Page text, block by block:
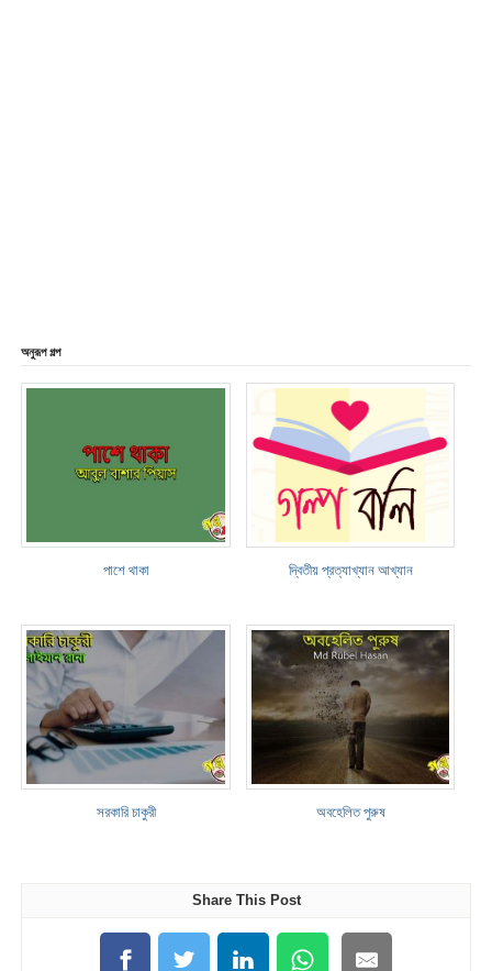
অনুরূপ গল্প
পাশে থাকা দ্বিতীয় প্রত্যাখ্যান আখ্যান
সরকারি চাকুরী অবহেলিত পুরুষ
Share This Post